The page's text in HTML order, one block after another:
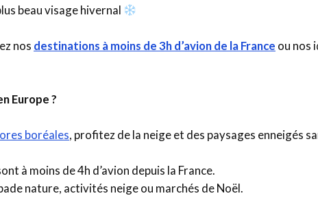
beau visage hivernal
nos destinations à moins de 3h d’avion de la France ou nos
Europe ?
boréales, profitez de la neige et des paysages enneigés
à moins de 4h d’avion depuis la France.
nature, activités neige ou marchés de Noël.